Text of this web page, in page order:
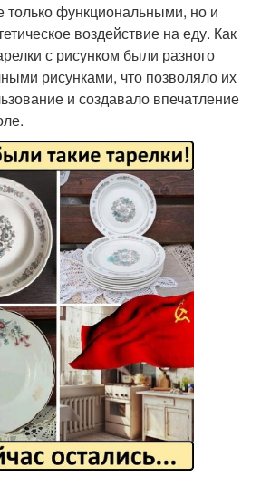
только функциональными, но и
воздействие на еду. Как
с рисунком были разного
рисунками, что позволяло их
и создавало впечатление